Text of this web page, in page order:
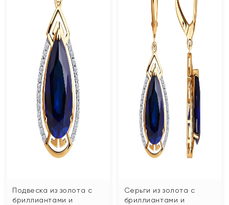
Подвеска из золота с
бриллиантами и
Серьги из золота с
бриллиантами и